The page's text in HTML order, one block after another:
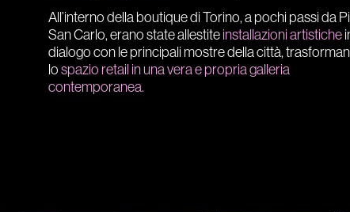
All’interno della boutique di Torino, a pochi passi da
San Carlo, erano state allestite installazioni artistiche
dialogo con le principali mostre della città,
lospazio retail in una vera e propria galleria
contemporanea.